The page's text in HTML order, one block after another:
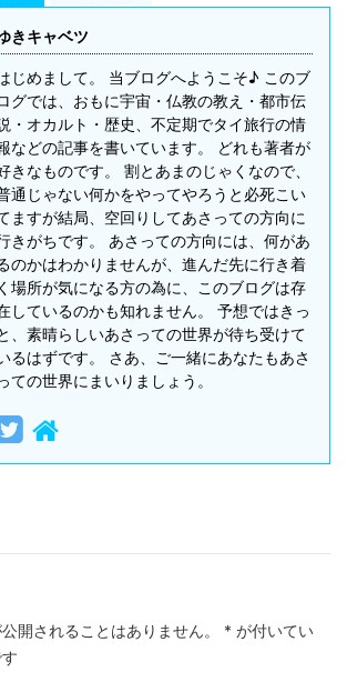
きキャベツ
じめまして。 当ブログへようこそ♪ このブ
グでは、おもに宇宙・仏教の教え・都市伝
・オカルト・歴史、不定期でタイ旅行の情
などの記事を書いています。 どれも著者が
きなものです。 割とあまのじゃくなので、
通じゃない何かをやってやろうと必死こい
ますが結局、空回りしてあさっての方向に
きがちです。 あさっての方向には、何があ
のかはわかりませんが、進んだ先に行き着
く場所が気になる方の為に、このブログは存
しているのかも知れません。 予想ではきっ
、素晴らしいあさっての世界が待ち受けて
るはずです。 さあ、ご一緒にあなたもあさ
ての世界にまいりましょう。
開されることはありません。 * が付いてい